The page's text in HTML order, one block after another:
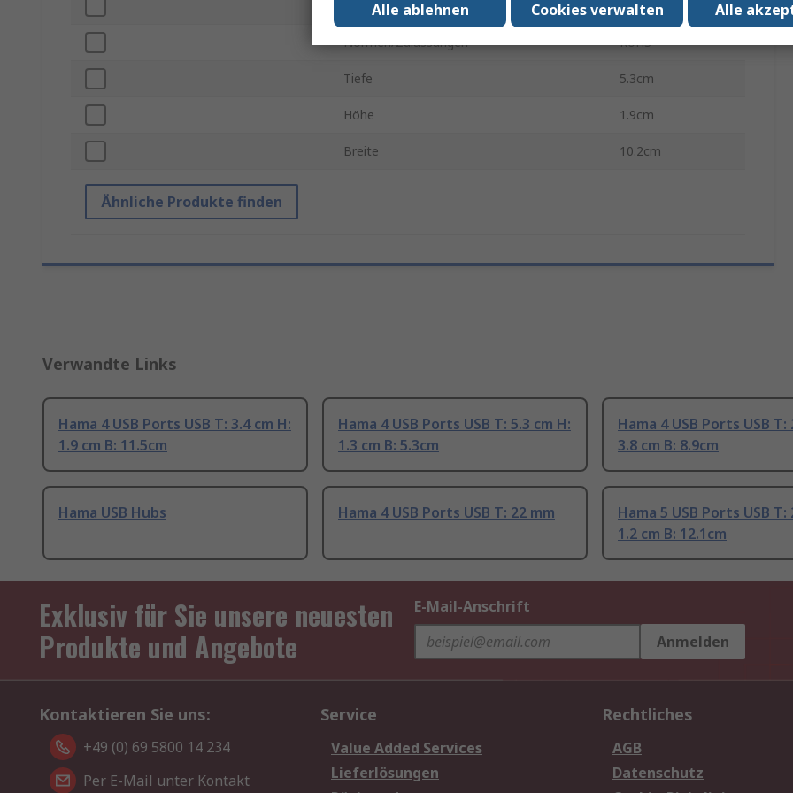
Netzwerkverbindungstyp USB
Normen/Zulassungen RoHS
Tiefe 5.3cm
Höhe 1.9cm
Breite 10.2cm
Ähnliche Produkte finden
Verwandte Links
Hama 4 USB Ports USB T: 3.4 cm H:
1.9 cm B: 11.5cm
Hama 4 USB Ports USB T: 5.3 cm H:
1.3 cm B: 5.3cm
Hama 4 USB Ports USB T:
3.8 cm B: 8.9cm
Hama USB Hubs Hama 4 USB Ports USB T: 22 mm
Hama 5 USB Ports USB T:
1.2 cm B: 12.1cm
Exklusiv für Sie unsere neuesten
Produkte und Angebote
E-Mail-Anschrift
Anmelden
Kontaktieren Sie uns:
+49 (0) 69 5800 14 234
Per E-Mail unter Kontakt
Service
Value Added Services
Lieferlösungen
Rechtliches
AGB
Datenschutz
Alle
Cookies verwalten
Alle ablehnen